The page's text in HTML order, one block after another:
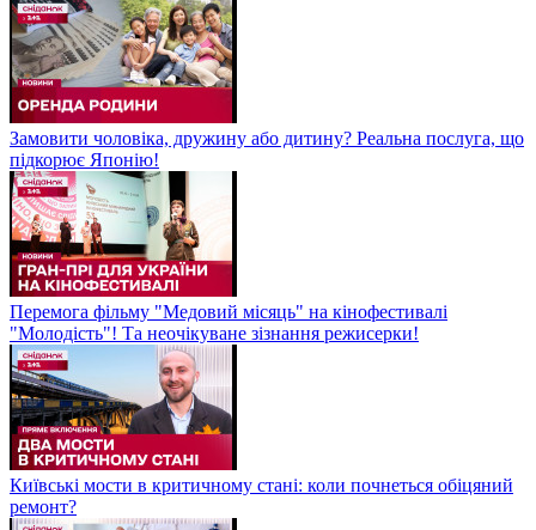
Замовити чоловіка, дружину або дитину? Реальна послуга, що
підкорює Японію!
Перемога фільму "Медовий місяць" на кінофестивалі
"Молодість"! Та неочікуване зізнання режисерки!
Київські мости в критичному стані: коли почнеться обіцяний
ремонт?